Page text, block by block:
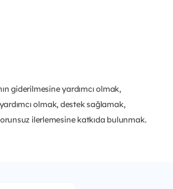
giderilmesine yardımcı olmak,
olmak, destek sağlamak,
ilerlemesine katkıda bulunmak.